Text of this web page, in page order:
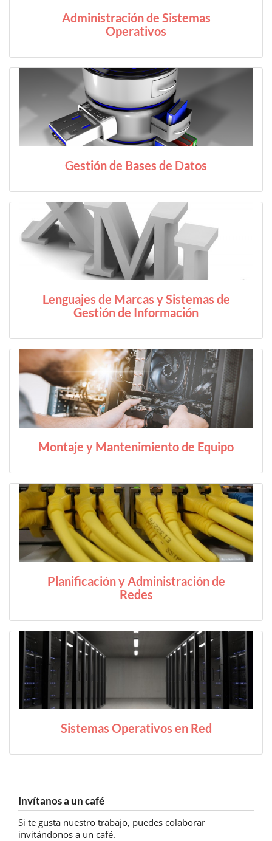
Administración de Sistemas
Operativos
Gestión de Bases de Datos
Lenguajes de Marcas y Sistemas de
Gestión de Información
Montaje y Mantenimiento de Equipo
Planificación y Administración de
Redes
Sistemas Operativos en Red
Invítanos a un café
Si te gusta nuestro trabajo, puedes colaborar
invitándonos a un café.